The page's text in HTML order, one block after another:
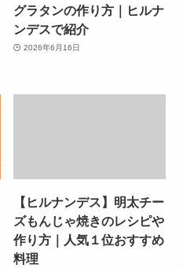
グラタンの作り方｜ヒルナ
ンデスで紹介
2026年6月16日
【ヒルナンデス】明太チー
ズもんじゃ焼きのレシピや
作り方｜人気１位おすすめ
料理